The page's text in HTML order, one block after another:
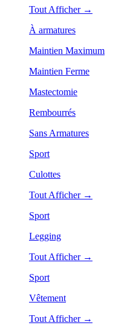
Tout Afficher →
À armatures
Maintien Maximum
Maintien Ferme
Mastectomie
Rembourrés
Sans Armatures
Sport
Culottes
Tout Afficher →
Sport
Legging
Tout Afficher →
Sport
Vêtement
Tout Afficher →